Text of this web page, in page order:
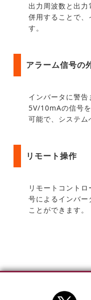
出力周波数と出
併用することで、
す。
アラーム信号の
インバータに警告
5V/10mAの信号
可能で、システム
リモート操作
リモートコント
号によるインバ
ことができます。